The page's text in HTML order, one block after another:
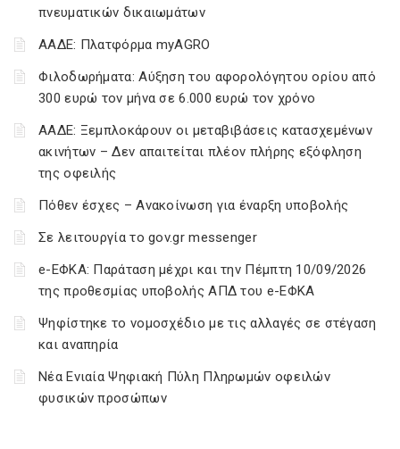
πνευματικών δικαιωμάτων
ΑΑΔΕ: Πλατφόρμα myAGRO
Φιλοδωρήματα: Αύξηση του αφορολόγητου ορίου από
300 ευρώ τον μήνα σε 6.000 ευρώ τον χρόνο
ΑΑΔΕ: Ξεμπλοκάρουν οι μεταβιβάσεις κατασχεμένων
ακινήτων – Δεν απαιτείται πλέον πλήρης εξόφληση
της οφειλής
Πόθεν έσχες – Ανακοίνωση για έναρξη υποβολής
Σε λειτουργία το gov.gr messenger
e-ΕΦΚΑ: Παράταση μέχρι και την Πέμπτη 10/09/2026
της προθεσμίας υποβολής ΑΠΔ του e-ΕΦΚΑ
Ψηφίστηκε το νομοσχέδιο με τις αλλαγές σε στέγαση
και αναπηρία
Νέα Ενιαία Ψηφιακή Πύλη Πληρωμών οφειλών
φυσικών προσώπων